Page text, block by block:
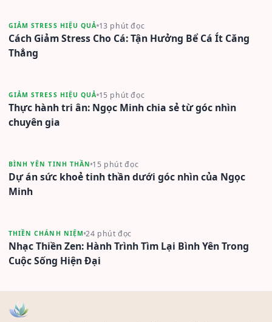
GIẢM STRESS HIỆU QUẢ 13 phút đọc
Cách Giảm Stress Cho Cá: Tận Hưởng Bể Cá Ít Căng
Thẳng
GIẢM STRESS HIỆU QUẢ 15 phút đọc
Thực hành tri ân: Ngọc Minh chia sẻ từ góc nhìn
chuyên gia
BÌNH YÊN TINH THẦN 15 phút đọc
Dự án sức khoẻ tinh thần dưới góc nhìn của Ngọc
Minh
THIỀN CHÁNH NIỆM 24 phút đọc
Nhạc Thiền Zen: Hành Trình Tìm Lại Bình Yên Trong
Cuộc Sống Hiện Đại